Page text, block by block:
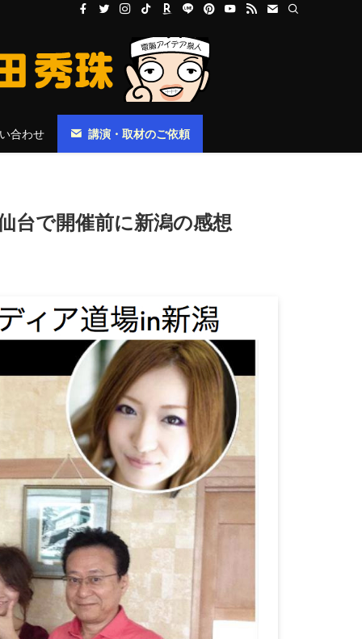
合わせ 講演・取材のご依頼
台で開催前に新潟の感想